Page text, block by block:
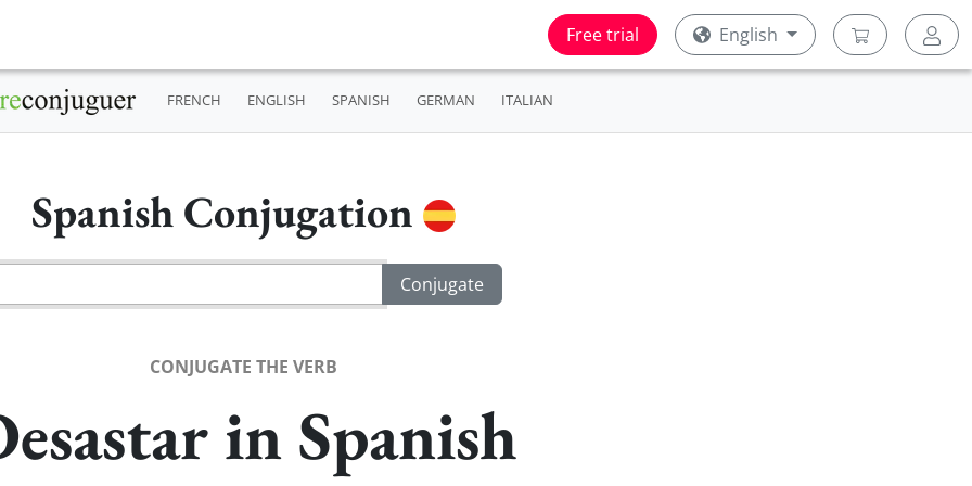
Free trial English
FRENCH ENGLISH SPANISH GERMAN ITALIAN
Spanish Conjugation
CONJUGATE THE VERB
in Spanish